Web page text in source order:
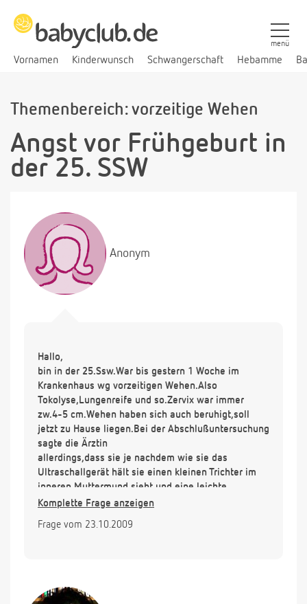
Vornamen Kinderwunsch Schwangerschaft Hebamme
menü
Themenbereich: vorzeitige Wehen
Angst vor Frühgeburt in
der 25. SSW
Anonym
Hallo,
bin in der 25.Ssw.War bis gestern 1 Woche im
Krankenhaus wg vorzeitigen Wehen.Also
Tokolyse,Lungenreife und so.Zervix war immer
zw.4-5 cm.Wehen haben sich auch beruhigt,soll
jetzt zu Hause liegen.Bei der Abschlußuntersuchung
sagte die Ärztin
allerdings,dass sie je nachdem wie sie das
Ultraschallgerät hält sie einen kleinen Trichter im
inneren Muttermund sieht und eine leichte
Kanalbildung.Jetzt bin ich so verunsichert.
Merkt man ein weiteres Öffnen?Wenn ich Blutungen
immer im Zusammenhang mit Kontraktionen?
Komplette Frage anzeigen
Frage vom 23.10.2009